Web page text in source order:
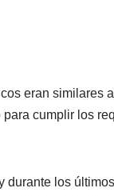
eran similares
cumplir los
durante los